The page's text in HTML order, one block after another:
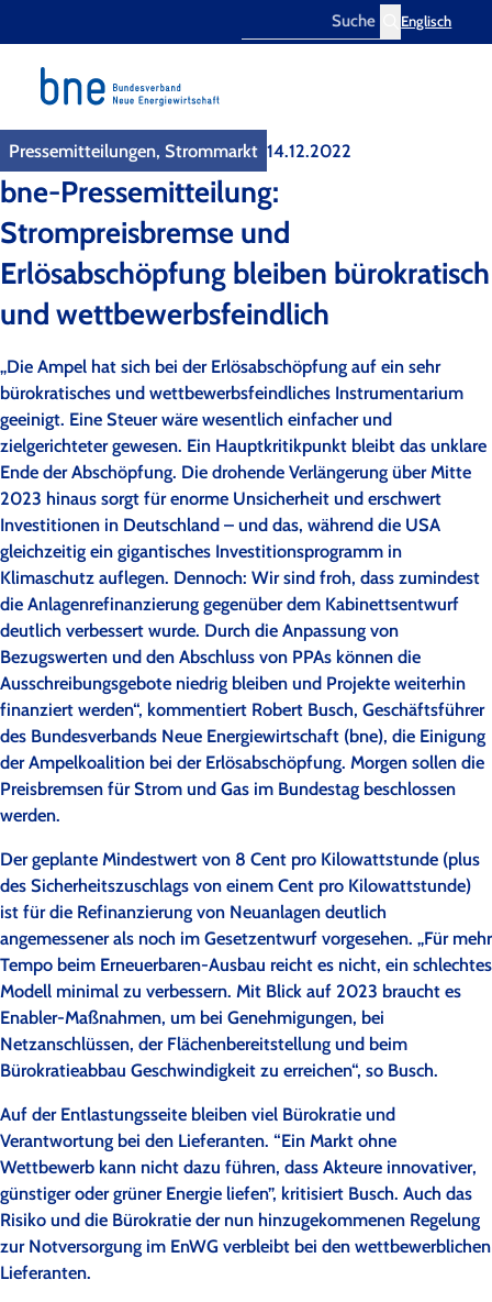
Englisch
Pressemitteilungen, Strommarkt 14.12.2022
bne-Pressemitteilung:
Strompreisbremse und
Erlösabschöpfung bleiben bürokratisch
und wettbewerbsfeindlich
„Die Ampel hat sich bei der Erlösabschöpfung auf ein sehr
bürokratisches und wettbewerbsfeindliches Instrumentarium
geeinigt. Eine Steuer wäre wesentlich einfacher und
zielgerichteter gewesen. Ein Hauptkritikpunkt bleibt das unklare
Ende der Abschöpfung. Die drohende Verlängerung über Mitte
2023 hinaus sorgt für enorme Unsicherheit und erschwert
Investitionen in Deutschland – und das, während die USA
gleichzeitig ein gigantisches Investitionsprogramm in
Klimaschutz auflegen. Dennoch: Wir sind froh, dass zumindest
die Anlagenrefinanzierung gegenüber dem Kabinettsentwurf
deutlich verbessert wurde. Durch die Anpassung von
Bezugswerten und den Abschluss von PPAs können die
Ausschreibungsgebote niedrig bleiben und Projekte weiterhin
finanziert werden“, kommentiert Robert Busch, Geschäftsführer
des Bundesverbands Neue Energiewirtschaft (bne), die Einigung
der Ampelkoalition bei der Erlösabschöpfung. Morgen sollen die
Preisbremsen für Strom und Gas im Bundestag beschlossen
werden.
Der geplante Mindestwert von 8 Cent pro Kilowattstunde (plus
des Sicherheitszuschlags von einem Cent pro Kilowattstunde)
ist für die Refinanzierung von Neuanlagen deutlich
angemessener als noch im Gesetzentwurf vorgesehen. „Für mehr
Tempo beim Erneuerbaren-Ausbau reicht es nicht, ein schlechtes
Modell minimal zu verbessern. Mit Blick auf 2023 braucht es
Enabler-Maßnahmen, um bei Genehmigungen, bei
Netzanschlüssen, der Flächenbereitstellung und beim
Bürokratieabbau Geschwindigkeit zu erreichen“, so Busch.
Auf der Entlastungsseite bleiben viel Bürokratie und
Verantwortung bei den Lieferanten. “Ein Markt ohne
Wettbewerb kann nicht dazu führen, dass Akteure innovativer,
günstiger oder grüner Energie liefen”, kritisiert Busch. Auch das
Risiko und die Bürokratie der nun hinzugekommenen Regelung
zur Notversorgung im EnWG verbleibt bei den wettbewerblichen
Lieferanten.